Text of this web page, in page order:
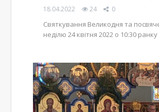
18.04.2022 24 0
Святкування Великодня та
неділю 24 квітня 2022 о 10:30